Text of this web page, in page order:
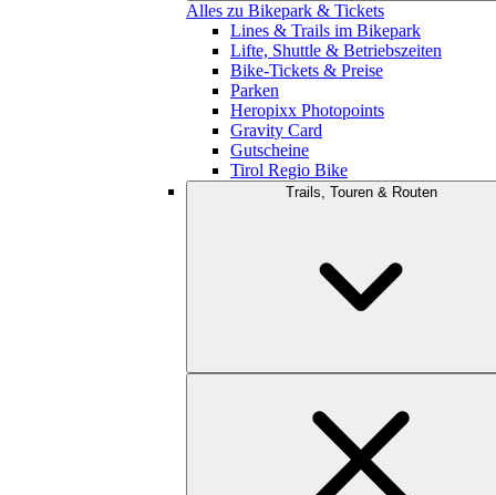
Alles zu Bikepark & Tickets
Lines & Trails im Bikepark
Lifte, Shuttle & Betriebszeiten
Bike-Tickets & Preise
Parken
Heropixx Photopoints
Gravity Card
Gutscheine
Tirol Regio Bike
Trails, Touren & Routen